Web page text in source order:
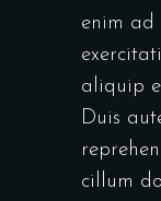
enim ad
aliquip
Duis
cillum